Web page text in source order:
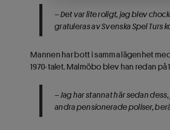
– Det var lite roligt, jag blev
gratuleras av Svenska Spel Turs
Mannen har bott i samma lägenhet
1970-talet. Malmöbo blev han redan
– Jag har stannat här sedan
andra pensionerade poliser,